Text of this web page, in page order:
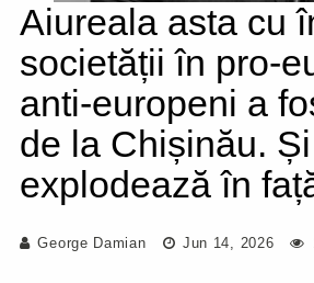
Aiureala asta cu
societății în pro-
anti-europeni a
de la Chișinău.
explodează în
George Damian Jun 14, 2026